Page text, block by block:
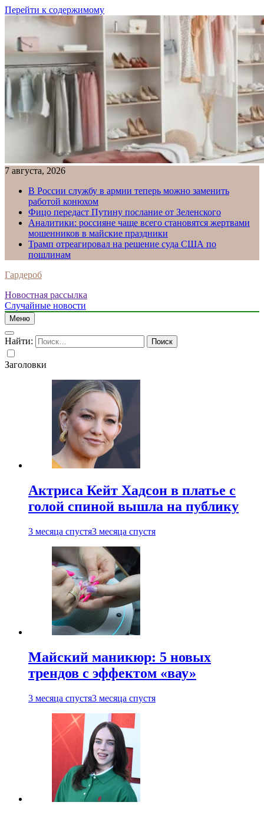
Перейти к содержимому
7 августа, 2026
В России службу в армии теперь можно заменить
работой конюхом
Фицо передаст Путину послание от Зеленского
Аналитики: россияне чаще всего становятся жертвами
мошенников в майские праздники
Трамп отреагировал на решение суда США по
пошлинам
Гардероб
Новостная рассылка
Случайные новости
Меню
Найти:
Заголовки
Актриса Кейт Хадсон в платье с
голой спиной вышла на публику
3 месяца спустя3 месяца спустя
Майский маникюр: 5 новых
трендов с эффектом «вау»
3 месяца спустя3 месяца спустя